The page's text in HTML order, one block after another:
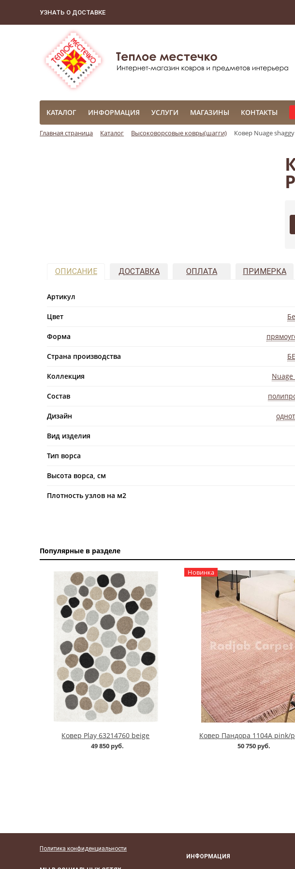
УЗНАТЬ О ДОСТАВКЕ
КАТАЛОГ ИНФОРМАЦИЯ УСЛУГИ МАГАЗИНЫ КОНТАКТЫ
Главная страница Каталог Высоковорсовые ковры(шагги) Ковер Nuage
ОПИСАНИЕ ДОСТАВКА ОПЛАТА ПРИМЕРКА
Артикул
Цвет
Форма
Страна производства
Коллекция Nuage
Состав
Дизайн
Вид изделия
Тип ворса
Высота ворса, см
Плотность узлов на м2
Популярные в разделе
Ковер Play 63214760 beige
49 850 руб.
Новинка
Ковер Пандора 1104A pink/
50 750 руб.
Политика конфиденциальности
ИНФОРМАЦИЯ